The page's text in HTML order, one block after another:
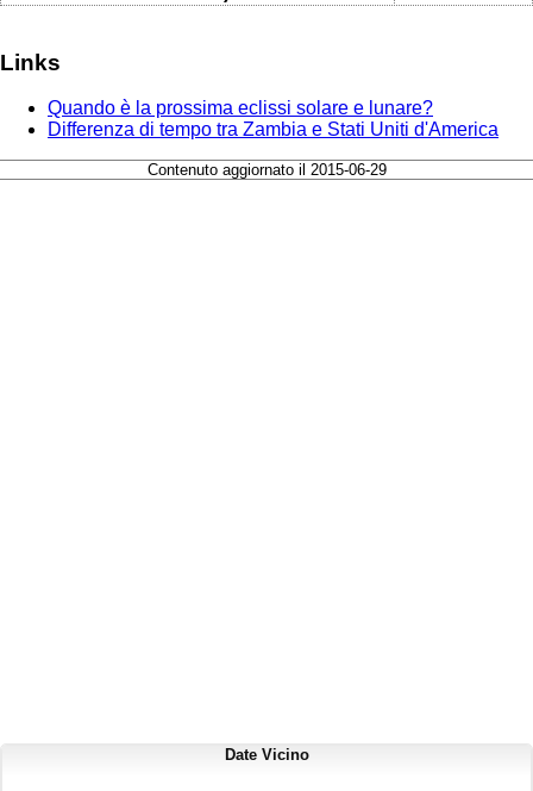
Links
Quando è la prossima eclissi solare e lunare?
Differenza di tempo tra Zambia e Stati Uniti d'America
Contenuto aggiornato il 2015-06-29
Date Vicino